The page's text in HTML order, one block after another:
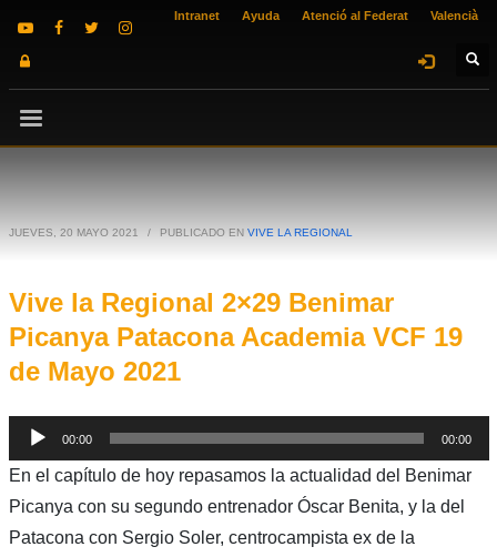
Intranet Ayuda Atenció al Federat Valencià
JUEVES, 20 MAYO 2021 / PUBLICADO EN VIVE LA REGIONAL
Vive la Regional 2×29 Benimar
Picanya Patacona Academia VCF 19
de Mayo 2021
Reproductor
de
00:00 00:00
En el capítulo de hoy repasamos la actualidad del Benimar
Picanya con su segundo entrenador Óscar Benita, y la del
Patacona con Sergio Soler, centrocampista ex de la